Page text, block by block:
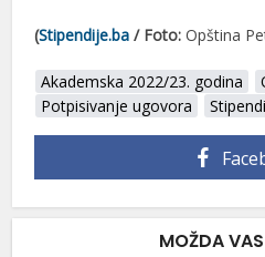
(Stipendije.ba / Foto:Opština
Akademska 2022/23. godina
Potpisivanje ugovora
MOŽDA